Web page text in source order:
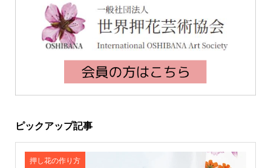
ピックアップ記事
押し花の作り方